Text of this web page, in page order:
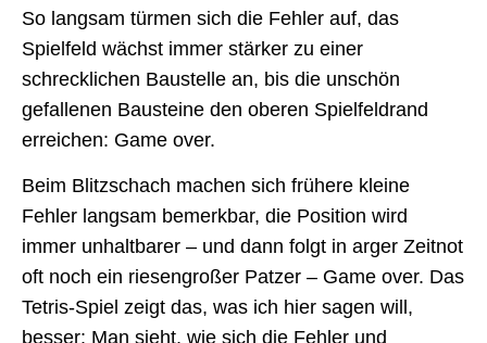
So langsam türmen sich die Fehler auf, das
Spielfeld wächst immer stärker zu einer
schrecklichen Baustelle an, bis die unschön
gefallenen Bausteine den oberen Spielfeldrand
erreichen: Game over.
Beim Blitzschach machen sich frühere kleine
Fehler langsam bemerkbar, die Position wird
immer unhaltbarer – und dann folgt in arger Zeitnot
oft noch ein riesengroßer Patzer – Game over. Das
Tetris-Spiel zeigt das, was ich hier sagen will,
besser: Man sieht, wie sich die Fehler und